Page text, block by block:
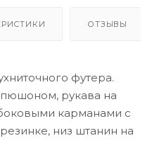
ОТЗЫВЫ
футера.
рукава на
карманами с
низ штанин на